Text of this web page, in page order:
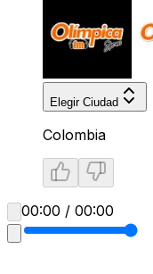
Elegir Ciudad
Colombia
00:00 / 00:00